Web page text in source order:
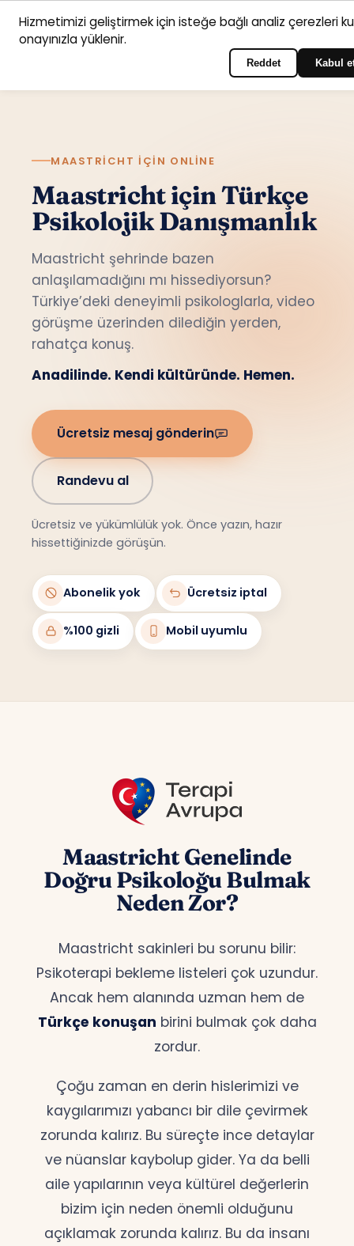
AnasayfaHizmet Psikologlarİletişim
MAASTRICHT IÇIN ONLINE
Maastricht için Türkçe
Psikolojik Danışmanlık
Maastricht şehrinde bazen
anlaşılamadığını mı hissediyorsun?
Türkiye’deki deneyimli psikologlarla, video
görüşme üzerinden dilediğin yerden,
rahatça konuş.
Anadilinde. Kendi kültüründe. Hemen.
Ücretsiz mesaj gönderin
Randevu al
Ücretsiz ve yükümlülük yok. Önce yazın, hazır
hissettiğinizde görüşün.
Abonelik yok Ücretsiz iptal
%100 gizli Mobil uyumlu
Maastricht Genelinde
Doğru Psikoloğu Bulmak
Neden Zor?
Maastricht sakinleri bu sorunu bilir:
Psikoterapi bekleme listeleri çok uzundur.
Ancak hem alanında uzman hem de
Türkçe konuşan birini bulmak çok daha
zordur.
Çoğu zaman en derin hislerimizi ve
kaygılarımızı yabancı bir dile çevirmek
zorunda kalırız. Bu süreçte ince detaylar
ve nüanslar kaybolup gider. Ya da belli
aile yapılarının veya kültürel değerlerin
bizim için neden önemli olduğunu
açıklamak zorunda kalırız. Bu da insanı
Hizmetimizi geliştirmek için isteğe bağlı analiz çerezleri
onayınızla yüklenir.
Reddet Kabul